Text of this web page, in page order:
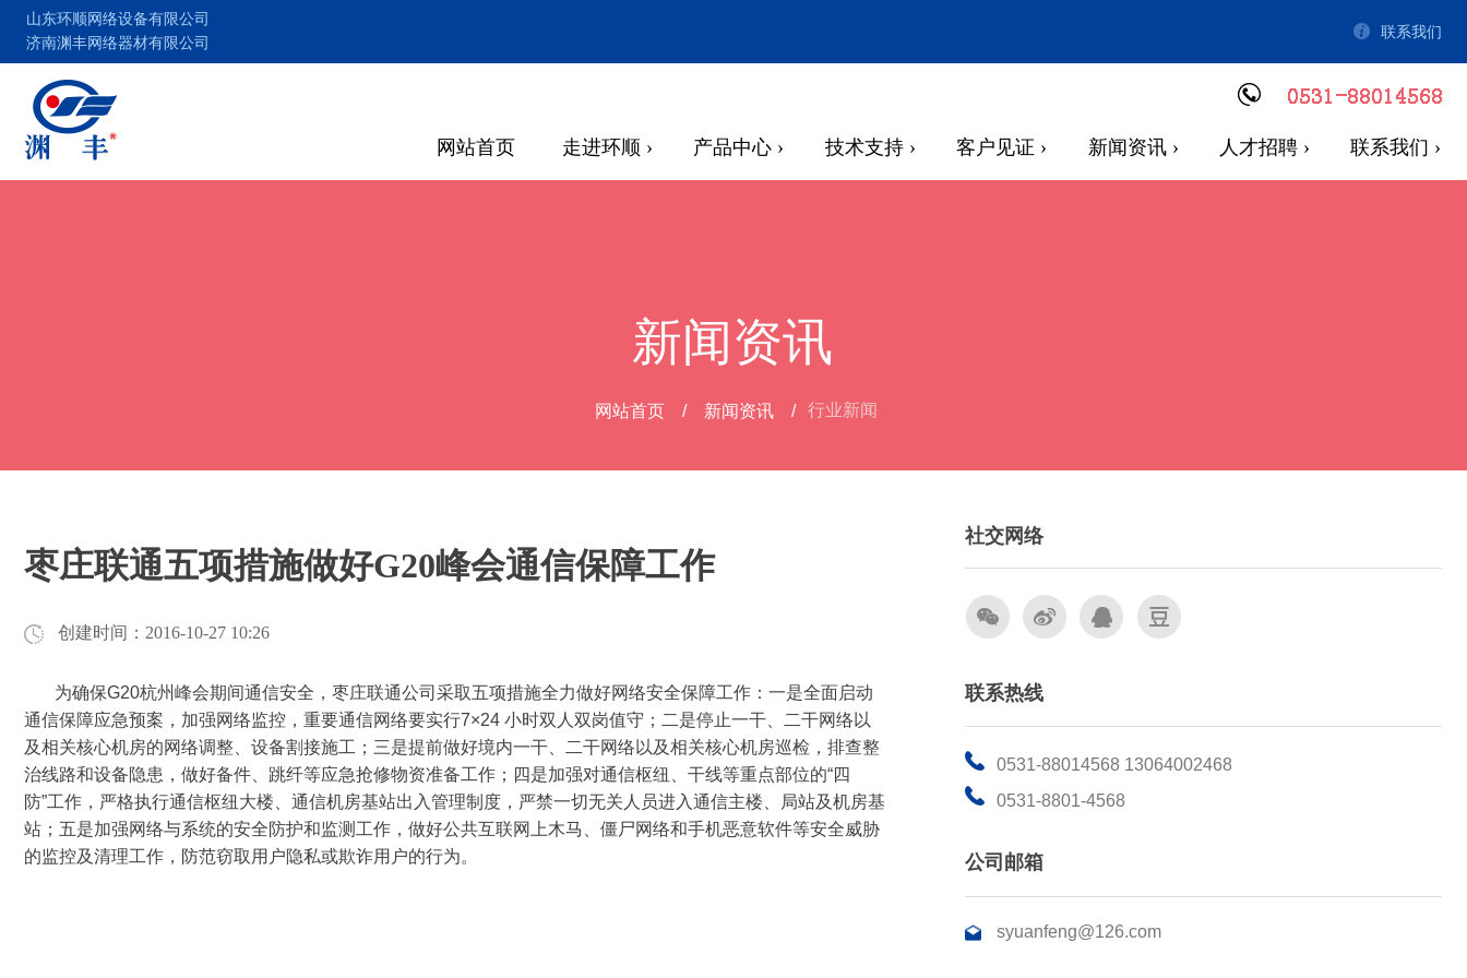
山东环顺网络设备有限公司
济南渊丰网络器材有限公司
联系我们
网站首页 走进环顺 › 产品中心 › 技术支持 › 客户见证 › 新闻资讯 › 人才招聘 › 联系我们 ›
枣庄联通五项措施做好G20峰会通信保障工作
为确保G20杭州峰会期间通信安全，枣庄联通公司采取五项措施全力做好网络安全保障工作：一是全面启动
通信保障应急预案，加强网络监控，重要通信网络要实行7×24 小时双人双岗值守；二是停止一干、二干网络以
及相关核心机房的网络调整、设备割接施工；三是提前做好境内一干、二干网络以及相关核心机房巡检，排查整
治线路和设备隐患，做好备件、跳纤等应急抢修物资准备工作；四是加强对通信枢纽、干线等重点部位的“四
防”工作，严格执行通信枢纽大楼、通信机房基站出入管理制度，严禁一切无关人员进入通信主楼、局站及机房基
站；五是加强网络与系统的安全防护和监测工作，做好公共互联网上木马、僵尸网络和手机恶意软件等安全威胁
的监控及清理工作，防范窃取用户隐私或欺诈用户的行为。
新闻资讯
网站首页 / 新闻资讯 /
网站首页 行业新闻
联系热线
社交网络
公司邮箱
0531-88014568 13064002468
0531-8801-4568
syuanfeng@126.com
创建时间： 2016-10-27 10:26